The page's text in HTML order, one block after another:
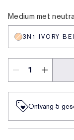
Medium met
3N1 IVORY
Ontvang 5